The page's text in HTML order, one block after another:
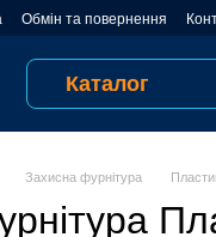
Обмін та повернення
Каталог
Захисна фурнітура